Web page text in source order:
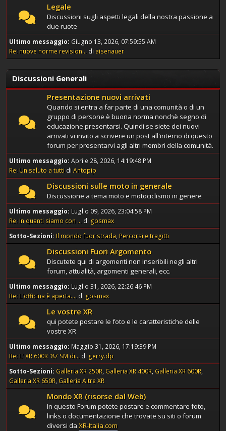
Legale
Discussioni sugli aspetti legali della nostra passione a
due ruote
Ultimo messaggio: Giugno 13, 2026, 07:59:55 AM
Re: nuove norme revision... di aisenauer
Discussioni Generali
Presentazione nuovi arrivati
Quando si entra a far parte di una comunità o di un
gruppo di persone è buona norma nonchè segno di
educazione presentarsi. Quindi se siete dei nuovi
arrivati vi invito a scrivere un post all'interno di questo
forum per presentarvi agli altri membri della comunità.
Ultimo messaggio: Aprile 28, 2026, 14:19:48 PM
Re: Un saluto a tutti di Antopip
Discussioni sulle moto in generale
Discussione a tema moto e motociclismo in genere
Ultimo messaggio: Luglio 09, 2026, 23:04:58 PM
Re: In quanti siamo con ... di gpsmax
Sotto-Sezioni Il mondo fuoristrada Percorsi e tragitti
Discussioni Fuori Argomento
Discutete qui di argomenti non inseribili negli altri
forum, attualità, argomenti generali, ecc.
Ultimo messaggio: Luglio 31, 2026, 22:26:46 PM
Re: L'officina è aperta.... di gpsmax
Le vostre XR
qui potete postare le foto e le caratteristiche delle
vostre XR
Ultimo messaggio: Maggio 31, 2026, 17:19:39 PM
Re: L' XR 600R '87 SM di... di gerry.dp
Sotto-Sezioni Galleria XR 250R Galleria XR 400R Galleria XR 600R
Galleria XR 650R Galleria Altre XR
Mondo XR (risorse dal Web)
In questo Forum potete postare e commentare foto,
links o documentazione che trovate su siti o forum
diversi da XR-Italia.com